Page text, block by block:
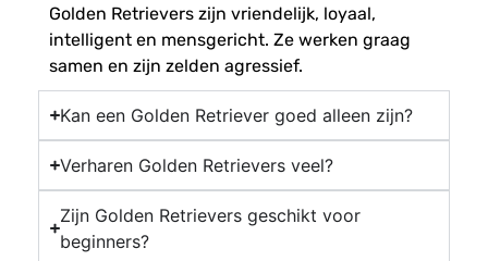
Golden Retrievers zijn vriendelijk, loyaal,
intelligent en mensgericht. Ze werken graag
samen en zijn zelden agressief.
Kan een Golden Retriever goed alleen zijn?
Verharen Golden Retrievers veel?
Zijn Golden Retrievers geschikt voor
beginners?